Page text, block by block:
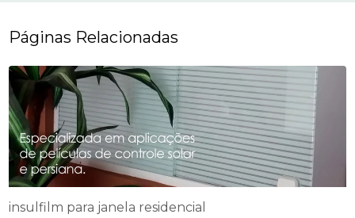
Páginas Relacionadas
insulfilm para janela residencial